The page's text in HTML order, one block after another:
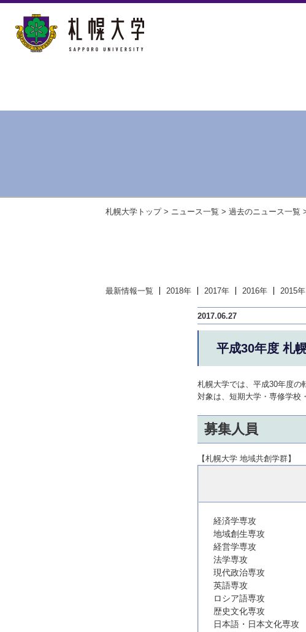
札幌大学トップ> ニュース一覧 > 過去のニュース一覧
最新情報一覧 2018年 2017年 2016年 2015年
2017.06.27
平成30年度 札
札幌大学では、平成30年度の
対象は、短期大学・専修学校
募集人員
【札幌大学 地域共創学群】
経済学専攻
地域創生専攻
経営学専攻
法学専攻
現代政治専攻
英語専攻
ロシア語専攻
歴史文化専攻
日本語・日本文化専攻